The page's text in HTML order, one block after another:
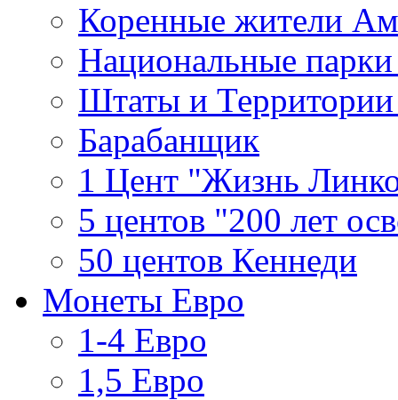
Коренные жители
Национальные
Штаты и
Барабанщик
1 Цент "Жизнь
5 центов "200 лет
50 центов Кеннеди
Монеты Евро
1-4 Евро
1,5 Евро